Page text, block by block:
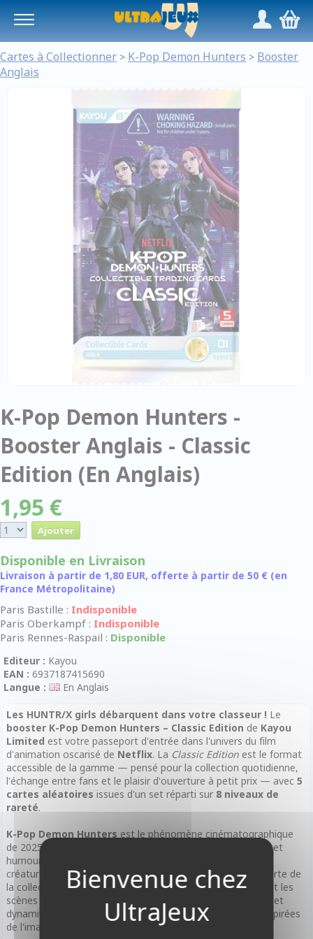
/,
Cartes à Collectionner > K-Pop Demon Hunters > Booster
Anglais
K-Pop Demon Hunters -
Booster Anglais - Classic
Edition (En Anglais)
1,95 €
Disponible en Livraison
Livraison à partir de 1,80 EUR, offerte à partir de 50 € (en
France Métropolitaine)
Paris Bastille : Indisponible
Paris Oberkampf : Indisponible
Paris Rennes-Raspail : Disponible
Editeur : Kayou
EAN : 6937187415690
Langue :
En Anglais
Les HUNTR/X girls débarquent dans votre classeur ! Le
booster K-Pop Demon Hunters – Classic Edition de Kayou
Limited est votre passeport d'entrée dans l'univers du film
d'animation oscarisé de Netflix. La Classic Edition est le format
accessible de la gamme — pensé pour la collection quotidienne,
l'échange entre fans et le plaisir d'ouverture à petit prix — avec 5
cartes aléatoires issues d'un set réparti sur 8 niveaux de
rareté.
K-Pop Demon Hunters est le phénomène cinématographique
de 2025 : un film d'animation Netflix mêlant K-Pop, action et
humour noir, dont l'univers mêle concerts spectaculaires,
créatures démoniaques et girl group légendaire. Chaque carte de
la collection
Classic Editionréinterprète les personnages et les
scènes iconiques du film dans un style graphique moderne et
dynamique, aux couleurs vives et aux finitions premium inspirées
de l'imagerie K-Pop.